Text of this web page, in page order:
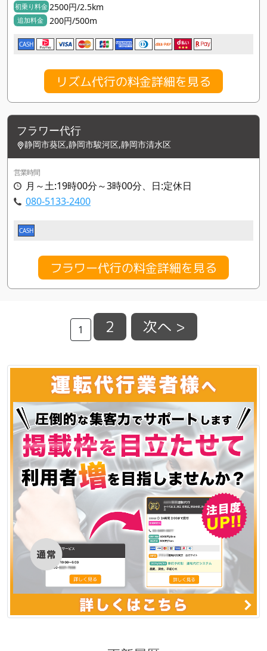
初乗り料金 2500円/2.5km
追加料金 200円/500m
CASH
リズム代行の料金詳細を見る
フラワー代行
静岡市葵区,静岡市駿河区,静岡市清水区
営業時間
月～土:19時00分～3時00分、日:定休日
080-5133-2400
CASH
フラワー代行の料金詳細を見る
1 2 次へ >